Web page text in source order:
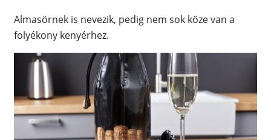
Almasörnek is nevezik, pedig nem sok köze van a
folyékony kenyérhez.